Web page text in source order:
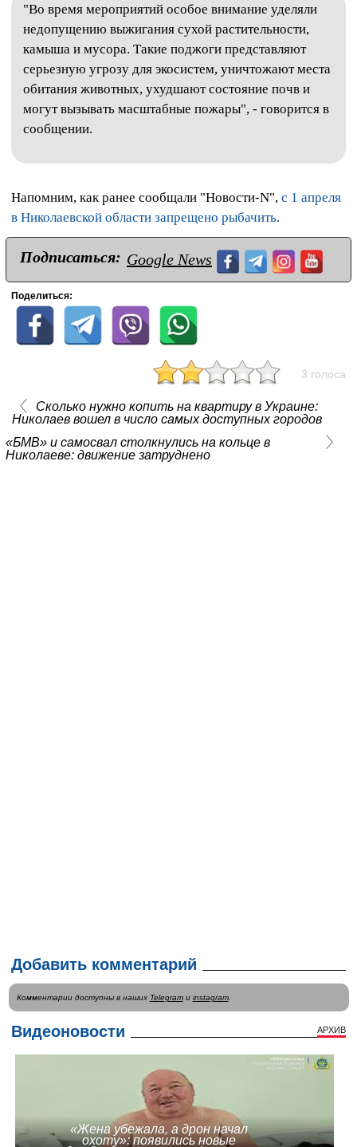
"Во время мероприятий особое внимание уделяли
недопущению выжигания сухой растительности,
камыша и мусора. Такие поджоги представляют
серьезную угрозу для экосистем, уничтожают места
обитания животных, ухудшают состояние почв и
могут вызывать масштабные пожары", - говорится в
сообщении.
Напомним, как ранее сообщали "Новости-N", с 1 апреля
в Николаевской области запрещено рыбачить.
Подписаться: Google News
Поделиться:
3 голоса
Сколько нужно копить на квартиру в Украине:
Николаев вошел в число самых доступных городов
«БМВ» и самосвал столкнулись на кольце в
Николаеве: движение затруднено
Добавить комментарий
Комментарии доступны в наших Telegramи instagram.
Видеоновости АРХИВ
«Жена убежала, а дрон начал
охоту»: появились новые